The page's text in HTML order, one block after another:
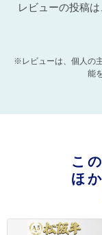
レビューの投稿
※レビューは、個人の
能
こ
ほ